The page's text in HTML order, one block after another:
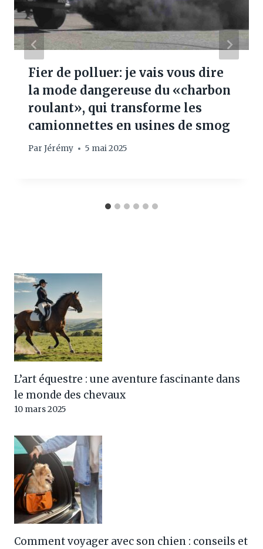
Fier de polluer: je vais vous dire
la mode dangereuse du «charbon
roulant», qui transforme les
camionnettes en usines de smog
Par Jérémy 5 mai 2025
L’art équestre : une aventure fascinante dans
le monde des chevaux
10 mars 2025
Comment voyager avec son chien : conseils et